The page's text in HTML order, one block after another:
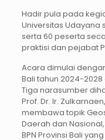
Hadir pula pada
Universitas Udayana
serta 60 peserta
praktisi dan pejabat
Acara dimulai
Bali tahun 2024-
Tiga narasumber
Prof. Dr. Ir.
membawa topik
Daerah dan Nasional,
BPN Provinsi Bali